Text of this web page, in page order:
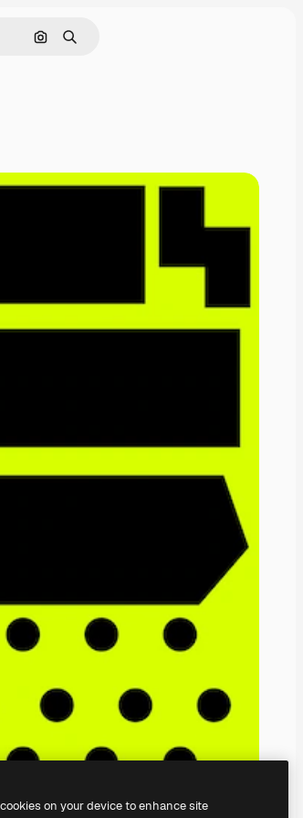
通過圖像搜索
搜尋
on your device to enhance site